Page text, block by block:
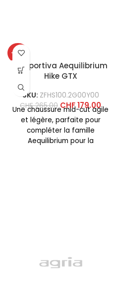
-32%
La Sportiva Aequilibrium
Hike GTX
SKU: ZFHS100.2G00Y00
CHF265.00 CHF179.00
Une chaussure mid-cut agile
et légère, parfaite pour
compléter la famille
Aequilibrium pour la